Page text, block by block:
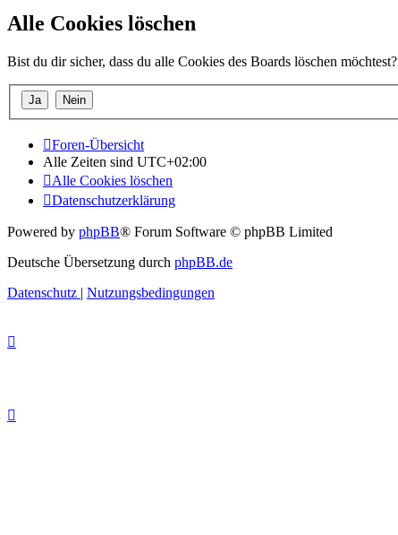
Alle Cookies löschen
Bist du dir sicher, dass du alle Cookies des Boards löschen möchtest?
Foren-Übersicht
Alle Zeiten sind UTC+02:00
Alle Cookies löschen
Datenschutzerklärung
Powered by phpBB® Forum Software © phpBB Limited
Deutsche Übersetzung durch phpBB.de
Datenschutz | Nutzungsbedingungen